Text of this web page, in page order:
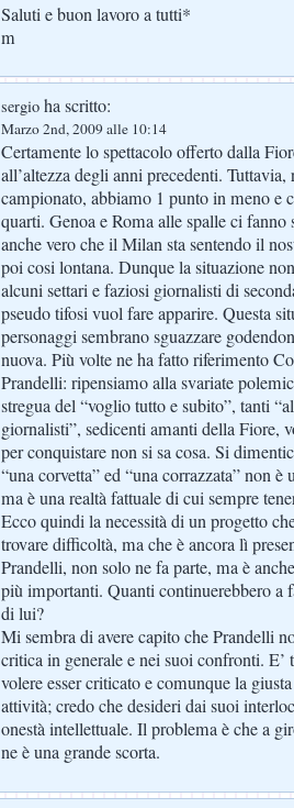
Saluti e buon lavoro a tutti*
m
sergio ha scritto:
Marzo 2nd, 2009 alle 10:14
Certamente lo spettacolo offerto dalla
all’altezza degli anni precedenti. Tuttavia,
campionato, abbiamo 1 punto in meno e
quarti. Genoa e Roma alle spalle ci
anche vero che il Milan sta sentendo il
poi cosi lontana. Dunque la situazione
alcuni settari e faziosi giornalisti di
pseudo tifosi vuol fare apparire. Questa
personaggi sembrano sguazzare
nuova. Più volte ne ha fatto riferimento
Prandelli: ripensiamo alla svariate
stregua del “voglio tutto e subito”, tanti
giornalisti”, sedicenti amanti della Fiore,
per conquistare non si sa cosa. Si
“una corvetta” ed “una corrazzata” non è
ma è una realtà fattuale di cui sempre
Ecco quindi la necessità di un progetto
trovare difficoltà, ma che è ancora lì
Prandelli, non solo ne fa parte, ma è
più importanti. Quanti continuerebbero a
di lui?
Mi sembra di avere capito che Prandelli
critica in generale e nei suoi confronti.
volere esser criticato e comunque la
attività; credo che desideri dai suoi
onestà intellettuale. Il problema è che a
ne è una grande scorta.